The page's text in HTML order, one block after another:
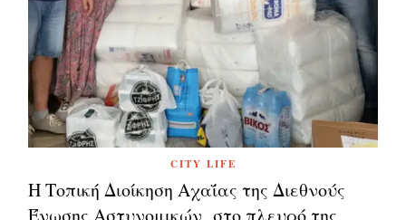
CITY LIFE
Η Τοπική Διοίκηση Αχαΐας της Διεθνούς